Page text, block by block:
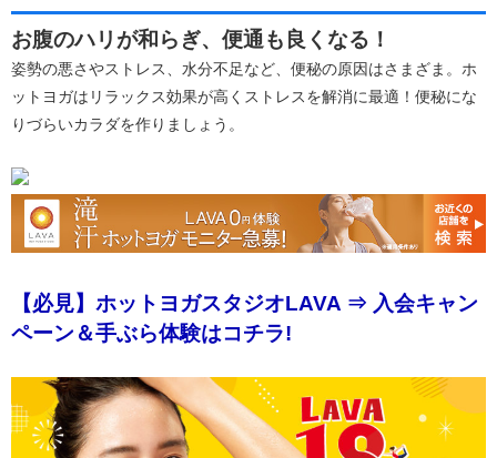
お腹のハリが和らぎ、便通も良くなる！
姿勢の悪さやストレス、水分不足など、便秘の原因はさまざま。ホ
ットヨガはリラックス効果が高くストレスを解消に最適！便秘にな
りづらいカラダを作りましょう。
【必見】ホットヨガスタジオLAVA ⇒ 入会キャン
ペーン＆手ぶら体験はコチラ!